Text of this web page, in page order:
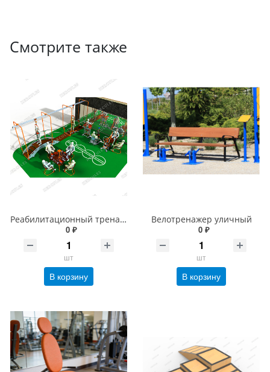
Смотрите также
Реабилитационный тренажерный комплекс
0 ₽
шт
В корзину
Велотренажер уличный
0 ₽
шт
В корзину